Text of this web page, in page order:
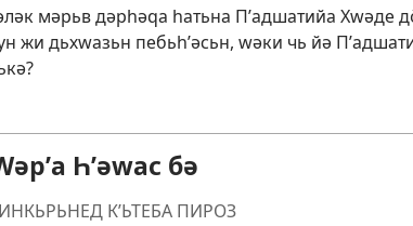
мәрьв дәрһәԛа һатьна Пʹадшатийа Хԝәде
жи дьхԝазьн пебьһʹәсьн, ԝәки чь йә
Һʹәwас бә
КʹЬТЕБА ПИРОЗ